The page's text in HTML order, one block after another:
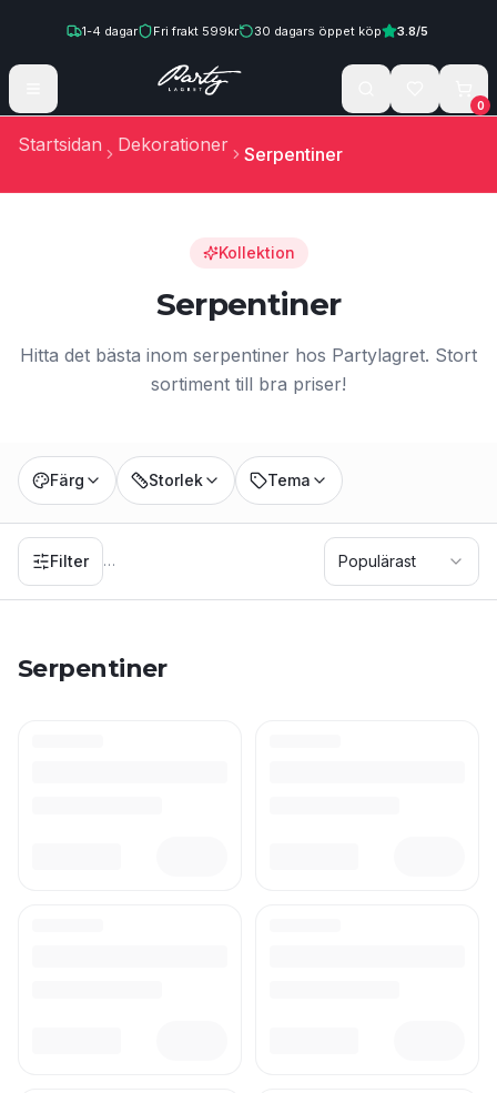
1-4 dagar Fri frakt 599kr 30 dagars öppet köp 3.8/5
0
Startsidan Dekorationer Serpentiner
Kollektion
Serpentiner
Hitta det bästa inom serpentiner hos Partylagret. Stort
sortiment till bra priser!
Färg Storlek Tema
Filter … Populärast
Serpentiner